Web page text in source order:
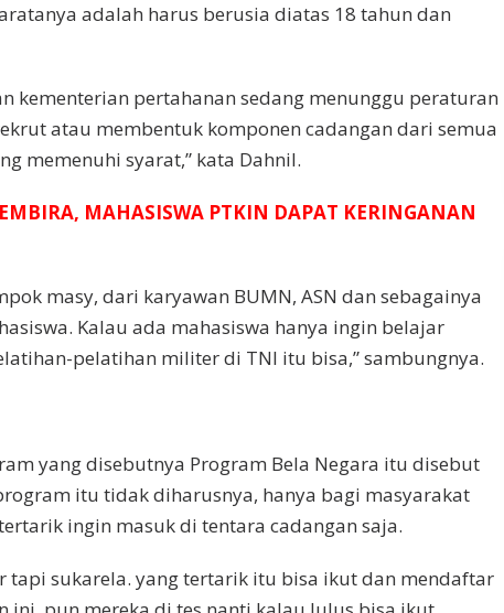
adalah harus berusia diatas 18 tahun dan
kementerian pertahanan sedang menunggu peraturan
atau membentuk komponen cadangan dari semua
memenuhi syarat,” kata Dahnil.
MAHASISWA PTKIN DAPAT KERINGANAN
masy, dari karyawan BUMN, ASN dan sebagainya
Kalau ada mahasiswa hanya ingin belajar
pelatihan militer di TNI itu bisa,” sambungnya.
yang disebutnya Program Bela Negara itu disebut
itu tidak diharusnya, hanya bagi masyarakat
ingin masuk di tentara cadangan saja.
tapi sukarela. yang tertarik itu bisa ikut dan mendaftar